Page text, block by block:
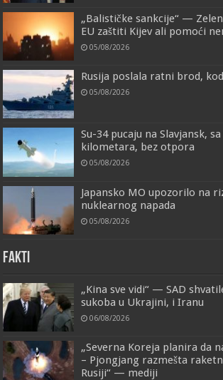
„Balističke sankcije“ —
EU zaštiti Kijev ali pomoći
05/08/2026
Rusija poslala ratni brod,
05/08/2026
Su-34 pucaju na Slavjansk,
kilometara, bez otpora
05/08/2026
Japansko MO upozorilo na
nuklearnog napada
05/08/2026
FAKTI
„Kina sve vidi“ — SAD
sukoba u Ukrajini, i Iranu
06/08/2026
„Severna Koreja planira da
– Pjongjang razmešta
Rusiji“ — mediji